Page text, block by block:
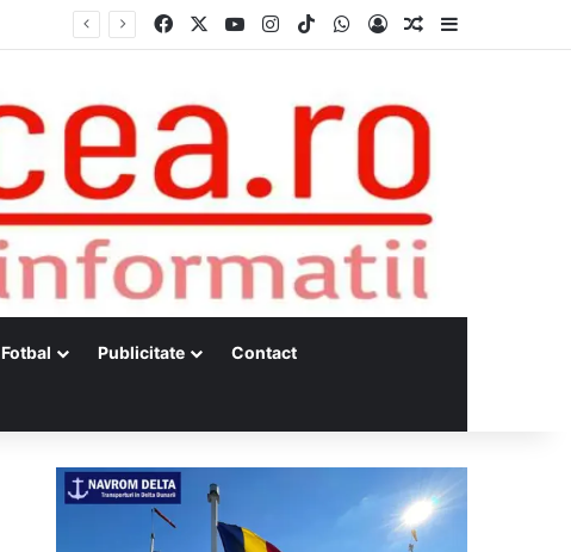
Facebook YouTubeInstagram
TikTokWhatsApp
Log InRandom Article
Fotbal Publicitate Contact